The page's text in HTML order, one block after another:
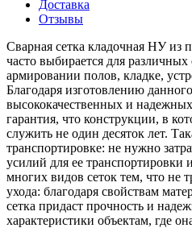
Доставка
Отзывы
Сварная сетка кладочная НУ из
часто выбирается для
армировании полов, кладке,
Благодаря изготовлению
высококачественных и
гарантия, что конструкции, в
служить не один десяток лет.
транспортировке: не нужно
усилий для ее транспортировки
многих видов сеток тем, что не
ухода: благодаря свойствам
сетка придаст прочность и
характеристики объектам, где